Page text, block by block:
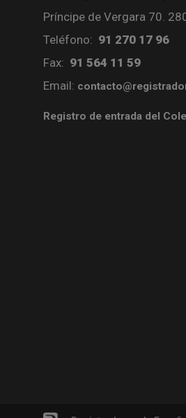
Príncipe de Vergara 70.
Teléfono: 91 270 17 96
Fax: 91 564 11 59
Email:
Registro de entrada del